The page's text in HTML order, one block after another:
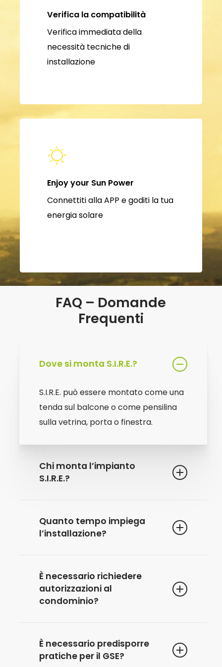
Verifica la compatibilità
Verifica immediata della
necessità tecniche di
installazione
Enjoy your Sun Power
Connettiti alla APP e goditi la tua
energia solare
FAQ – Domande
Frequenti
Dove si monta S.I.R.E.?
S.I.R.E. può essere montato come una
tenda sul balcone o come pensilina
sulla vetrina, porta o finestra.
Chi monta l’impianto
S.I.R.E.?
Innovatio sarà responsabile
dell’installazione del sistema.
Quanto tempo impiega
l’installazione?
utente possono essere svolti
all’interno di una singola giornata.
È necessario richiedere
autorizzazioni al
condominio?
specifica che non ricorre nessun
obbligo. È tuttavia consigliabile
È necessario predisporre
pratiche per il GSE?